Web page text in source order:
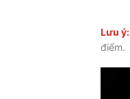
Lưu ý:
điểm.